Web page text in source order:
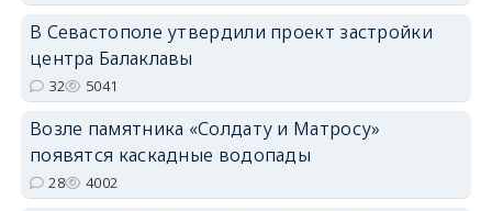
В Севастополе утвердили проект застройки
центра Балаклавы
32 5041
Возле памятника «Солдату и Матросу»
появятся каскадные водопады
28 4002